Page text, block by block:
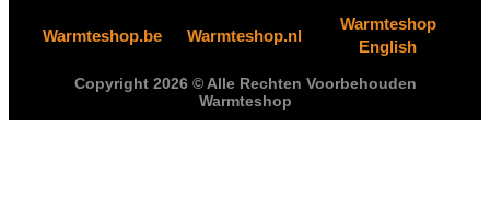
Warmteshop.be Warmteshop.nl
Warmteshop
English
Copyright 2026 © Alle Rechten Voorbehouden
Warmteshop